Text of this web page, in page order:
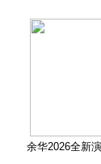
余华2026全新